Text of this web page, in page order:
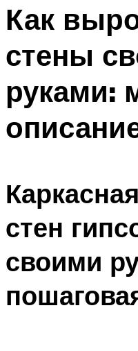
Как
стены
руками:
стен
своими